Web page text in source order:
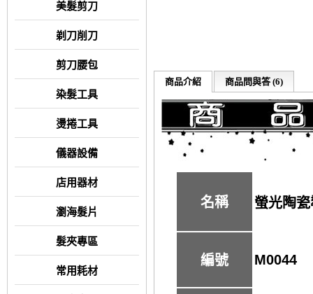
美髮剪刀
剃刀削刀
剪刀腰包
染髮工具
燙捲工具
儀器設備
店用器材
瀏海髮片
髮夾專區
常用耗材
商品介紹 商品問與答 (6)
名稱 螢光陶
編號 M0044